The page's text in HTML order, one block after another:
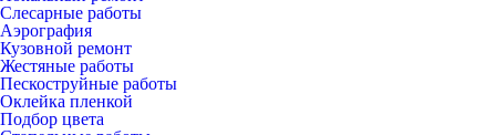
Слесарные работы
Аэрография
Кузовной ремонт
Жестяные работы
Пескоструйные работы
Оклейка пленкой
Подбор цвета